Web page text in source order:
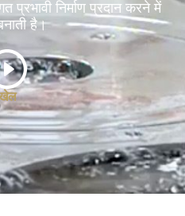
प्रभावी निर्माण प्रदान करने में
है।